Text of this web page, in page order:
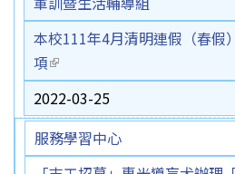
本校111年4月清明連假（春假
項(link is external)
2022-03-25
服務學習中心